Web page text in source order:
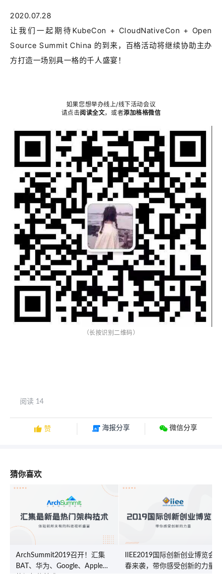
2020.07.28
让我们一起期待KubeCon + CloudNativeCon + Open
Source Summit China 的到来，百格活动将继续协助主办
方打造一场别具一格的千人盛宴！
如果您想举办线上/线下活动会议
请点击阅读全文，或者添加格格微信
（长按识别二维码）
阅读 14
 赞 海报分享 微信分享
猜你喜欢
ArchSummit2019召开！汇集
BAT、华为、Google、Apple最
IIEE2019国际创新创业博览会青
春来袭，带你感受创新的力量！